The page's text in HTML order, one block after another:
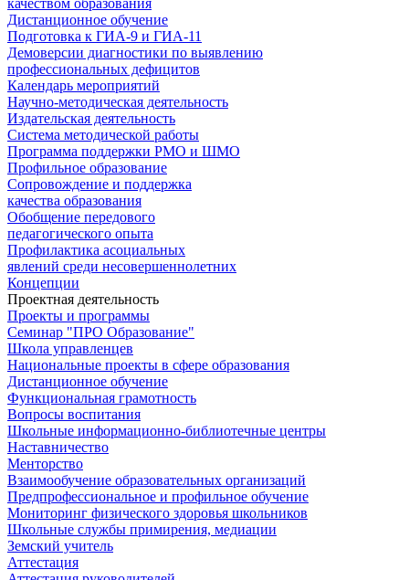
качеством образования
Дистанционное обучение
Подготовка к ГИА-9 и ГИА-11
Демоверсии диагностики по выявлению
профессиональных дефицитов
Календарь мероприятий
Научно-методическая деятельность
Издательская деятельность
Система методической работы
Программа поддержки РМО и ШМО
Профильное образование
Сопровождение и поддержка
качества образования
Обобщение передового
педагогического опыта
Профилактика асоциальных
явлений среди несовершеннолетних
Концепции
Проектная деятельность
Проекты и программы
Семинар "ПРО Образование"
Школа управленцев
Национальные проекты в сфере образования
Дистанционное обучение
Функциональная грамотность
Вопросы воспитания
Школьные информационно-библиотечные центры
Наставничество
Менторство
Взаимообучение образовательных организаций
Предпрофессиональное и профильное обучение
Мониторинг физического здоровья школьников
Школьные службы примирения, медиации
Земский учитель
Аттестация